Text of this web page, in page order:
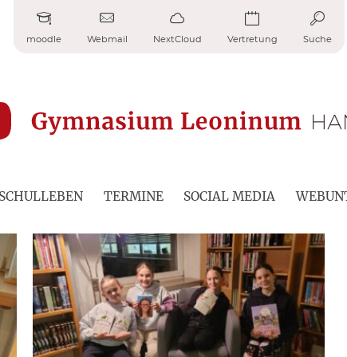
moodle Webmail NextCloud Vertretung Suche
SCHULLEBEN TERMINE SOCIAL MEDIA